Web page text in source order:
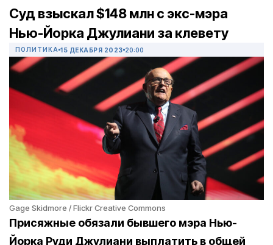
Суд взыскал $148 млн с экс-мэра
Нью-Йорка Джулиани за клевету
ПОЛИТИКА 15 ДЕКАБРЯ 2023 20:00
Gage Skidmore / Flickr Creative Commons
Присяжные обязали бывшего мэра Нью-
Йорка Руди Джулиани выплатить в общей